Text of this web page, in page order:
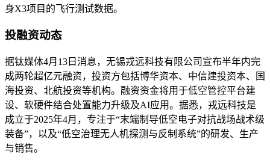
身X3项目的飞行测试数据。
投融资动态
据钛媒体4月13日消息，无锡戎远科技有限公司宣布半年内完
成两轮超亿元融资，投资方包括博华资本、中信建投资本、国
海投资、北航投资等机构。融资资金将用于低空管控平台建
设、软硬件结合处置能力升级及AI应用。据悉，戎远科技是
成立于2025年4月，专注于“末端制导低空电子对抗战场战术级
装备”，以及“低空治理无人机探测与反制系统”的研发、生产
与销售。